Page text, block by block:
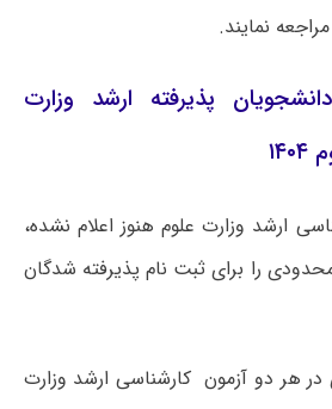
نمایند.
پذیرفته ارشد وزارت
ارشد وزارت علوم هنوز اعلام نشده،
را برای ثبت نام پذیرفته شدگان
در هر دو آزمون کارشناسی ارشد وزارت